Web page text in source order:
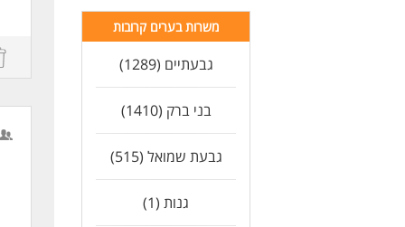
משרות בערים קרובות
גבעתיים (1289)
בני ברק (1410)
גבעת שמואל (515)
גנות (1)